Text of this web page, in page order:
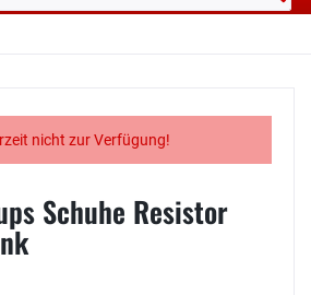
nicht zur Verfügung!
Schuhe Resistor